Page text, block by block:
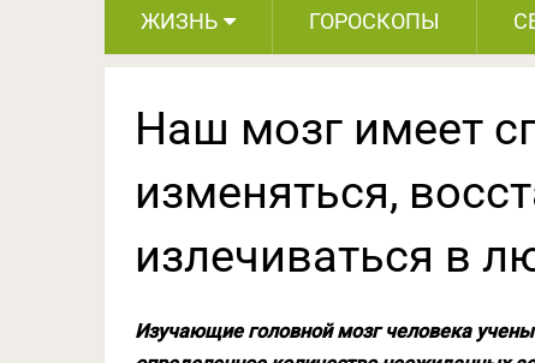
ЖИЗНЬ ГОРОСКОПЫ
Наш мозг имеет
изменяться,
излечиваться в
Изучающие головной мозг человека